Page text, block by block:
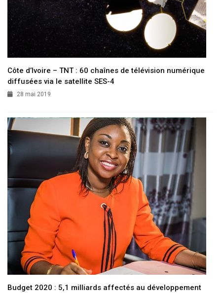
Côte d’Ivoire – TNT : 60 chaînes de télévision numérique
diffusées via le satellite SES-4
28 mai 2019
Budget 2020 : 5,1 milliards affectés au développement